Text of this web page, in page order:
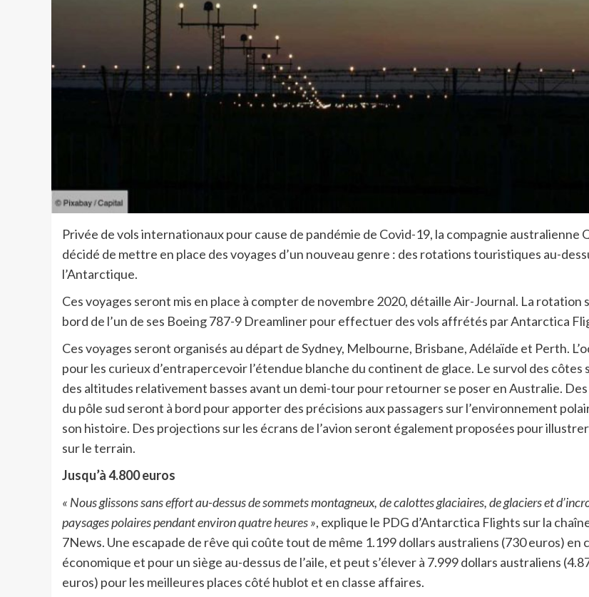
Privée de vols internationaux pour cause de pandémie de Covid-19, la compagnie australienne
décidé de mettre en place des voyages d’un nouveau genre : des rotations touristiques au-
l’Antarctique.
Ces voyages seront mis en place à compter de novembre 2020, détaille Air-Journal. La rotation
bord de l’un de ses Boeing 787-9 Dreamliner pour effectuer des vols affrétés par Antarctica
Ces voyages seront organisés au départ de Sydney, Melbourne, Brisbane, Adélaïde et Perth.
pour les curieux d’entrapercevoir l’étendue blanche du continent de glace. Le survol des côtes
des altitudes relativement basses avant un demi-tour pour retourner se poser en Australie.
du pôle sud seront à bord pour apporter des précisions aux passagers sur l’environnement
son histoire. Des projections sur les écrans de l’avion seront également proposées pour
sur le terrain.
Jusqu’à 4.800 euros
« Nous glissons sans effort au-dessus de sommets montagneux, de calottes glaciaires, de glaciers et
paysages polaires pendant environ quatre heures », explique le PDG d’Antarctica Flights sur la
7News. Une escapade de rêve qui coûte tout de même 1.199 dollars australiens (730 euros) en
économique et pour un siège au-dessus de l’aile, et peut s’élever à 7.999 dollars australiens
euros) pour les meilleures places côté hublot et en classe affaires.